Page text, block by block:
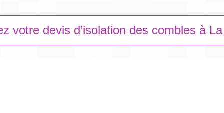
votre devis d’isolation des combles à